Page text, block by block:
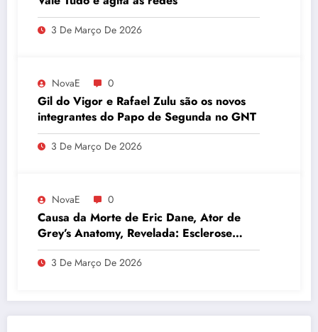
3 De Março De 2026
NovaE 0
Gil do Vigor e Rafael Zulu são os novos
integrantes do Papo de Segunda no GNT
3 De Março De 2026
NovaE 0
Causa da Morte de Eric Dane, Ator de
Grey’s Anatomy, Revelada: Esclerose
Lateral Amiotrófica
3 De Março De 2026